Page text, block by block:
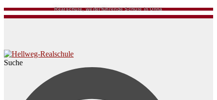
Realschule, weiterführende Schule in Unna
Suche